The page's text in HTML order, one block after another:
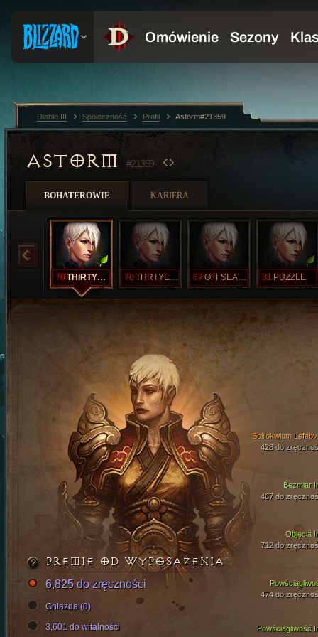
ASTORM #21359
BOHATEROWIE KARIERA
70 THIRTYNINE 70 THRTYEIGHT 67 OFFSEASON 31 PUZZLE
Bezmiar
467 do
Objęcia
712 do
Solilokwium
428 do
Powściągliwość
474 do
PREMIE OD WYPOSAŻENIA
6,825 do zręczności
Gniazda (0)
3,601 do witalności
Diablo III Społeczność Profil Astorm#21359